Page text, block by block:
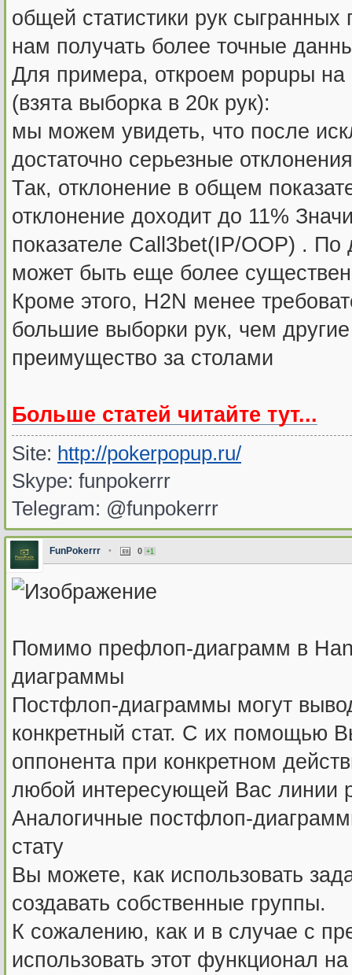
общей статистики рук
нам получать более точные
Для примера, откроем popupы на
(взята выборка в 20к рук):
мы можем увидеть, что после
достаточно серьезные
Так, отклонение в общем
отклонение доходит до 11%
показателе Call3bet(IP/OOP) . По
может быть еще более
Кроме этого, H2N менее
большие выборки рук, чем
преимущество за столами
Больше статей читайте тут...
Site: http://pokerpopup.ru/
Skype: funpokerrr
Telegram: @funpokerrr
FunPokerrr • 0 +1
Помимо префлоп-диаграмм в
диаграммы
Постфлоп-диаграммы могут
конкретный стат. С их помощью
оппонента при конкретном
любой интересующей Вас линии
Аналогичные постфлоп-
стату
Вы можете, как использовать
создавать собственные группы.
К сожалению, как и в случае с
использовать этот функционал